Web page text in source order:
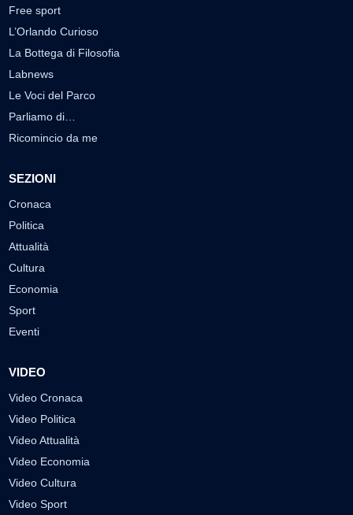
Free sport
L’Orlando Curioso
La Bottega di Filosofia
Labnews
Le Voci del Parco
Parliamo di…
Ricomincio da me
SEZIONI
Cronaca
Politica
Attualità
Cultura
Economia
Sport
Eventi
VIDEO
Video Cronaca
Video Politica
Video Attualità
Video Economia
Video Cultura
Video Sport